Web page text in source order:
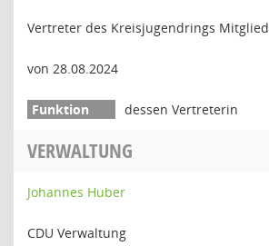
Vertreter des Kreisjugendrings Mitglied
von 28.08.2024
dessen Vertreterin
VERWALTUNG
Johannes Huber
CDU Verwaltung